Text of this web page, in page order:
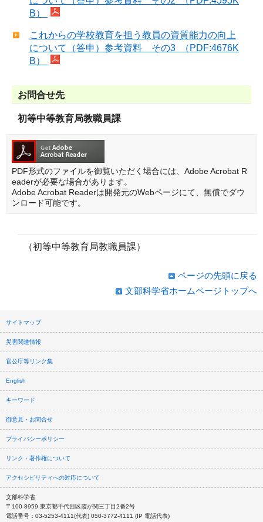
B）
これからの学校教育を担う教員の資質能力の向上
について（答申）参考資料 その3 （PDF:4676K
B）
お問合せ先
初等中等教育局教職員課
PDF形式のファイルを御覧いただく場合には、Adobe Acrobat R
eaderが必要な場合があります。
Adobe Acrobat Readerは開発元のWebページにて、無償でダウ
ンロード可能です。
（初等中等教育局教職員課）
ページの先頭に戻る
文部科学省ホームページトップへ
サイトマップ
災害関連情報
官公庁等リンク集
English
キーワード
御意見・お問合せ
プライバシーポリシー
リンク・著作権について
アクセシビリティへの対応について
文部科学省
〒100-8959 東京都千代田区霞が関三丁目2番2号
電話番号：03-5253-4111(代表) 050-3772-4111 (IP 電話代表)